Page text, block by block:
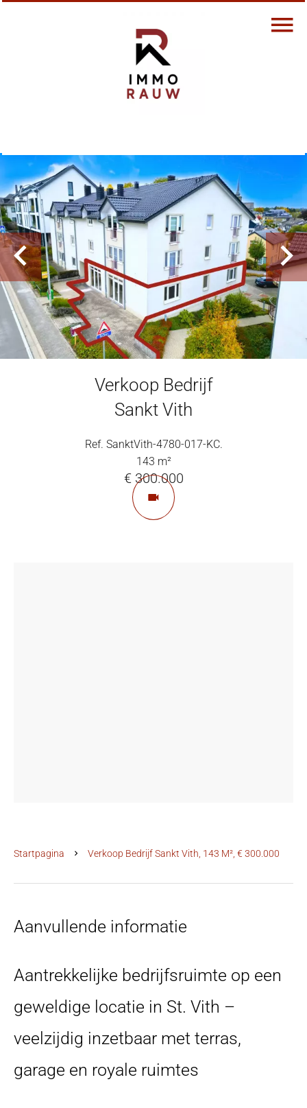
Verkoop Bedrijf
Sankt Vith
Ref. SanktVith-4780-017-KC.
143 m²
€ 300.000
Startpagina Verkoop Bedrijf Sankt Vith, 143 M², € 300.000
Aanvullende informatie
Aantrekkelijke bedrijfsruimte op een
geweldige locatie in St. Vith –
veelzijdig inzetbaar met terras,
garage en royale ruimtes